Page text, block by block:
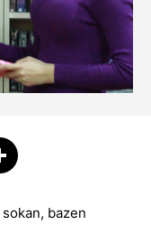
bazen